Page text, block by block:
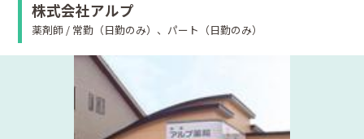
株式会社アルプ
薬剤師 / 常勤（日勤のみ）、パート（日勤のみ）